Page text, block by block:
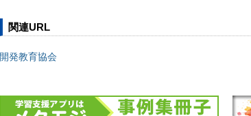
関連URL
開発教育協会